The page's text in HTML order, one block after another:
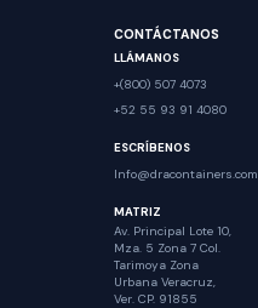
CONTÁCTANOS
LLÁMANOS
+(800) 507 4073
+52 55 93 91 4080
ESCRÍBENOS
Info@dracontainers.com
MATRIZ
Av. Principal Lote 10,
Mza. 5 Zona 7 Col.
Tarimoya Zona
Urbana Veracruz,
Ver. CP. 91855